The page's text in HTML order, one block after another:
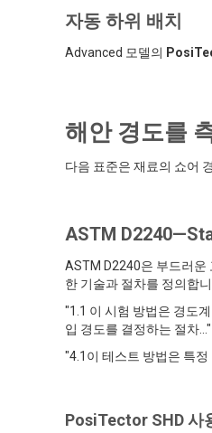
자동 하위 배치
Advanced 모델의
해안 경도를
다음 표준은 재료의 쇼어
ASTM
ASTM D2240은 부드러운
한 기술과 절차를 정의합니
"1.1 이 시험 방법은 경도계
입 경도를 결정하는 절차..."
"4.1이 테스트 방법은 특
PosiTector SHD 사